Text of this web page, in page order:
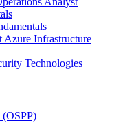
Infrastructure
Technologies
(OSPP)